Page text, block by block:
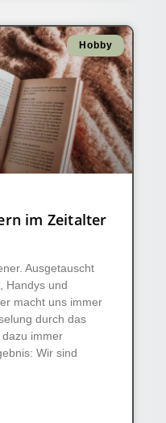
Hobby
im Zeitalter
Ausgetauscht
Handys und
macht uns immer
durch das
immer
Wir sind